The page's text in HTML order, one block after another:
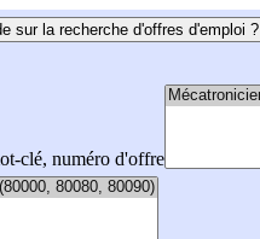
sur la recherche d'offres d'emploi ?
clé, numéro d'offre